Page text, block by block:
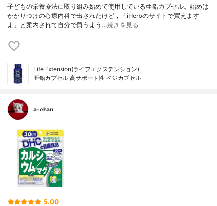
子どもの栄養療法に取り組み始めて使用している亜鉛カプセル。始めは
かかりつけの心療内科で出されたけど，「iHerbのサイトで買えます
よ」と案内されて自分で買うよう…続きを見る
Life Extension(ライフエクステンション)
亜鉛カプセル 高サポート性 ベジカプセル
a-chan
5.00